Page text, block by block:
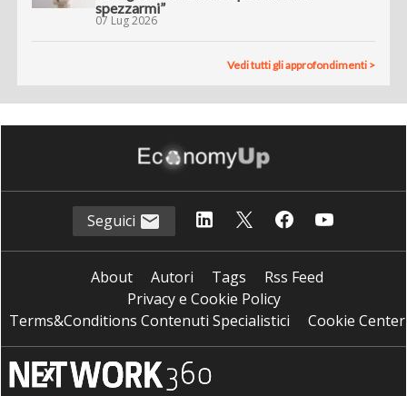
spezzarmi”
07 Lug 2026
Vedi tutti gli approfondimenti >
Seguici
About Autori Tags
Rss Feed
Privacy e Cookie Policy
Terms&Conditions Contenuti Specialistici
Cookie Center